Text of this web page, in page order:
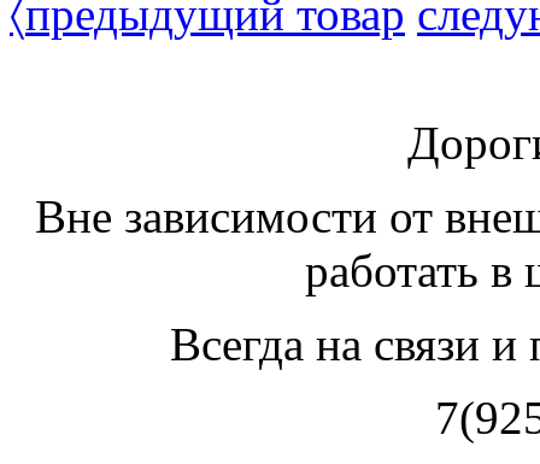
〈предыдущий товар
Вне зависимости от
работать
Всегда на связи